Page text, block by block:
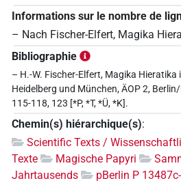
Informations sur le nombre de
– Nach Fischer-Elfert, Magika
Bibliographie
– H.-W. Fischer-Elfert, Magika Hieratika
Heidelberg und München, ÄOP 2,
115-118, 123 [*P, *T, *Ü, *K].
Chemin(s) hiérarchique(s):
Scientific Texts /
Texte
Magische Papyri
Jahrtausends
pBerlin P